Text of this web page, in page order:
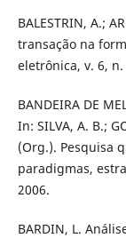
BALESTRIN, A.;
transação na
eletrônica, v. 6,
BANDEIRA DE
In: SILVA, A. B.;
(Org.). Pesquisa
paradigmas,
2006.
BARDIN, L.